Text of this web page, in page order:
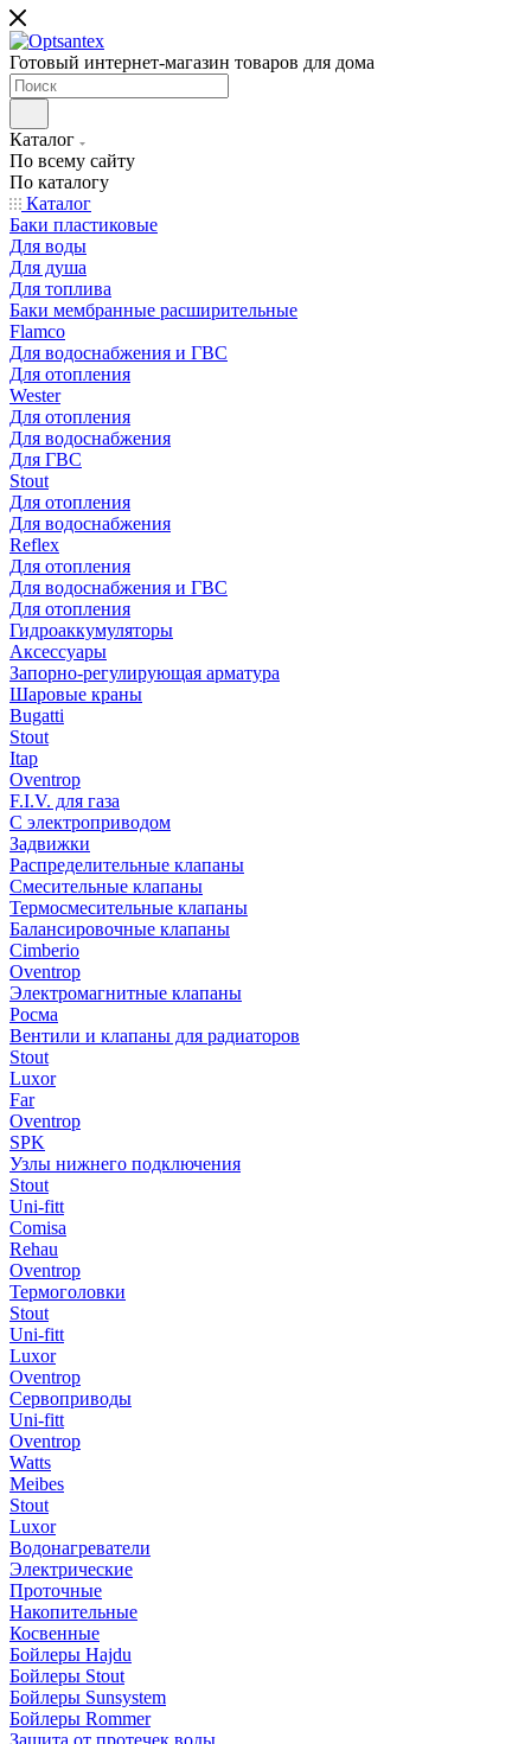
Готовый интернет-магазин товаров для дома
Каталог
По всему сайту
По каталогу
Каталог
Баки пластиковые
Для воды
Для душа
Для топлива
Баки мембранные расширительные
Flamco
Для водоснабжения и ГВС
Для отопления
Wester
Для отопления
Для водоснабжения
Для ГВС
Stout
Для отопления
Для водоснабжения
Reflex
Для отопления
Для водоснабжения и ГВС
Для отопления
Гидроаккумуляторы
Аксессуары
Запорно-регулирующая арматура
Шаровые краны
Bugatti
Stout
Itap
Oventrop
F.I.V. для газа
С электроприводом
Задвижки
Распределительные клапаны
Cмесительные клапаны
Термосмесительные клапаны
Балансировочные клапаны
Cimberio
Oventrop
Электромагнитные клапаны
Росма
Вентили и клапаны для радиаторов
Stout
Luxor
Far
Oventrop
SPK
Узлы нижнего подключения
Stout
Uni-fitt
Comisa
Rehau
Oventrop
Термоголовки
Stout
Uni-fitt
Luxor
Oventrop
Сервоприводы
Uni-fitt
Oventrop
Watts
Meibes
Stout
Luxor
Водонагреватели
Электрические
Проточные
Накопительные
Косвенные
Бойлеры Hajdu
Бойлеры Stout
Бойлеры Sunsystem
Бойлеры Rommer
Защита от протечек воды